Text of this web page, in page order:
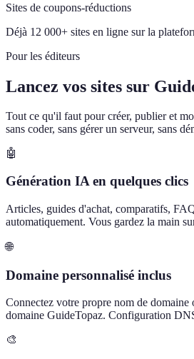
Sites de coupons-réductions
Déjà 12 000+ sites en ligne sur la
Pour les éditeurs
Lancez vos sites sur
Tout ce qu'il faut pour créer, publier et
sans coder, sans gérer un serveur, sans
🤖
Génération IA en quelques clics
Articles, guides d'achat, comparatifs,
automatiquement. Vous gardez la main
🌐
Domaine personnalisé inclus
Connectez votre propre nom de domaine
domaine GuideTopaz. Configuration
🎨